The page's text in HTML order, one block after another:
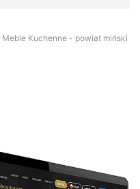
Meble Kuchenne - powiat miński